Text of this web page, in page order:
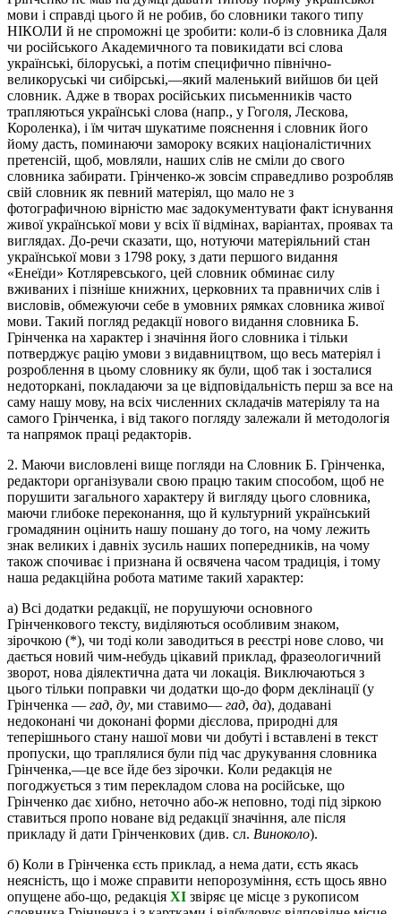
мови і справді цього й не робив, бо словники такого типу
НІКОЛИ й не спроможні це зробити: коли-б із словника Даля
чи російського Академичного та повикидати всі слова
українські, білоруські, а потім специфично північно-
великоруські чи сибірські,—який маленький вийшов би цей
словник. Адже в творах російських письменників часто
трапляються українські слова (напр., у Гоголя, Лескова,
Короленка), і їм читач шукатиме пояснення і словник його
йому дасть, поминаючи замороку всяких націоналістичних
претенсій, щоб, мовляли, наших слів не сміли до свого
словника забирати. Грінченко-ж зовсім справедливо розробляв
свій словник як певний матеріял, що мало не з
фотографичною вірністю має задокументувати факт існування
живої української мови у всіх її відмінах, варіантах, проявах та
виглядах. До-речи сказати, що, нотуючи матеріяльний стан
української мови з 1798 року, з дати першого видання
«Енеїди» Котляревського, цей словник обминає силу
вживаних і пізніше книжних, церковних та правничих слів і
висловів, обмежуючи себе в умовних рямках словника живої
мови. Такий погляд редакції нового видання словника Б.
Грінченка на характер і значіння його словника і тільки
потверджує рацію умови з видавництвом, що весь матеріял і
розроблення в цьому словнику як були, щоб так і зосталися
недоторкані, покладаючи за це відповідальність перш за все на
саму нашу мову, на всіх численних складачів матеріялу та на
самого Грінченка, і від такого погляду залежали й методологія
та напрямок праці редакторів.
2. Маючи висловлені вище погляди на Словник Б. Грінченка,
редактори організували свою працю таким способом, щоб не
порушити загального характеру й вигляду цього словника,
маючи глибоке переконання, що й культурний український
громадянин оцінить нашу пошану до того, на чому лежить
знак великих і давніх зусиль наших попередників, на чому
також спочиває і признана й освячена часом традиція, і тому
наша редакційна робота матиме такий характер:
а) Всі додатки редакції, не порушуючи основного
Грінченкового тексту, виділяються особливим знаком,
зірочкою (*), чи тоді коли заводиться в реєстрі нове слово, чи
дається новий чим-небудь цікавий приклад, фразеологичний
зворот, нова діялектична дата чи локація. Виключаються з
цього тільки поправки чи додатки що-до форм деклінації (у
Грінченка — гад, ду, ми ставимо— гад, да), додавані
недоконані чи доконані форми дієслова, природні для
теперішнього стану нашої мови чи добуті і вставлені в текст
пропуски, що траплялися були під час друкування словника
Грінченка,—це все йде без зірочки. Коли редакція не
погоджується з тим перекладом слова на російське, що
Грінченко дає хибно, неточно або-ж неповно, тоді під зіркою
ставиться пропо новане від редакції значіння, але після
прикладу й дати Грінченкових (див. сл. Виноколо).
б) Коли в Грінченка єсть приклад, а нема дати, єсть якась
неясність, що і може справити непорозуміння, єсть щось явно
опущене або-що, редакція XI звіряє це місце з рукописом